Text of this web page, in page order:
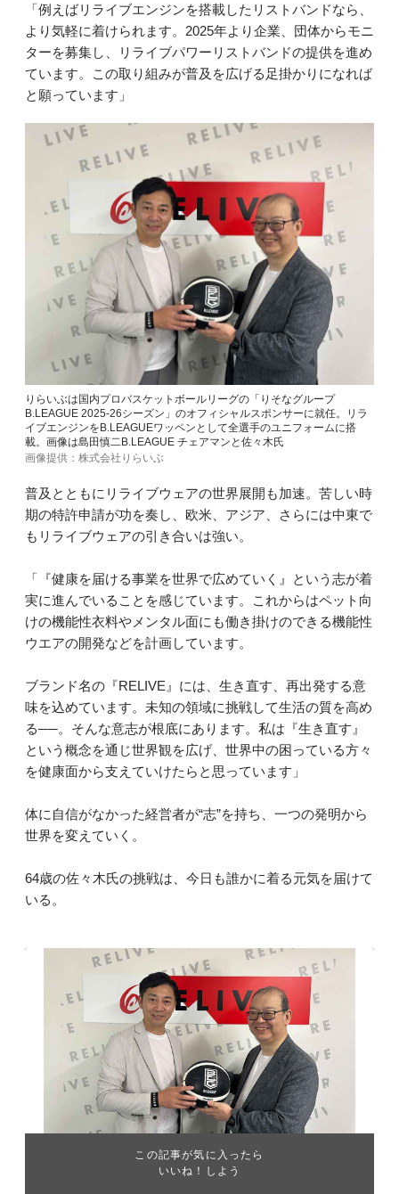
「例えばリライブエンジンを搭載したリストバンドなら、
より気軽に着けられます。2025年より企業、団体からモニ
ターを募集し、リライブパワーリストバンドの提供を進め
ています。この取り組みが普及を広げる足掛かりになれば
と願っています」
りらいぶは国内プロバスケットボールリーグの「りそなグループ
B.LEAGUE 2025-26シーズン」のオフィシャルスポンサーに就任。リラ
イブエンジンをB.LEAGUEワッペンとして全選手のユニフォームに搭
載。画像は島田慎二B.LEAGUE チェアマンと佐々木氏
画像提供：株式会社りらいぶ
普及とともにリライブウェアの世界展開も加速。苦しい時
期の特許申請が功を奏し、欧米、アジア、さらには中東で
もリライブウェアの引き合いは強い。
「『健康を届ける事業を世界で広めていく』という志が着
実に進んでいることを感じています。これからはペット向
けの機能性衣料やメンタル面にも働き掛けのできる機能性
ウエアの開発などを計画しています。
ブランド名の『RELIVE』には、生き直す、再出発する意
味を込めています。未知の領域に挑戦して生活の質を高め
る──。そんな意志が根底にあります。私は『生き直す』
という概念を通じ世界観を広げ、世界中の困っている方々
を健康面から支えていけたらと思っています」
体に自信がなかった経営者が“志”を持ち、一つの発明から
世界を変えていく。
64歳の佐々木氏の挑戦は、今日も誰かに着る元気を届けて
いる。
この記事が気に入ったら
いいね！しよう